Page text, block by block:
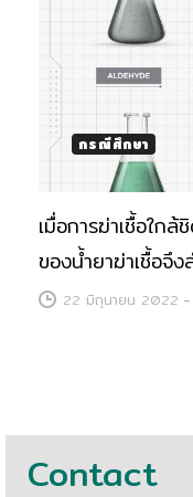
กรณีศึกษา
เมื่อการฆ่าเชื้อใก
ของน้ำยาฆ่าเชื้อจึ
22 มิถุนายน 2022 -
Contact